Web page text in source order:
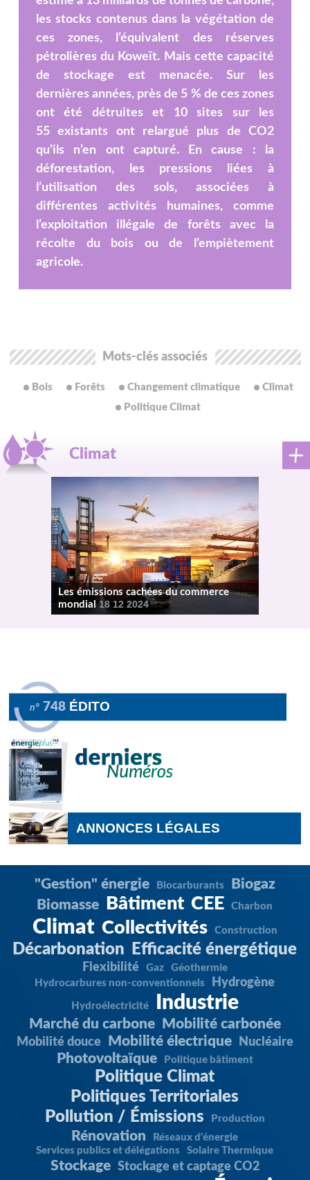
les stocks contenus dans la végétation de
ces zones, l’équivalent des réserves
pétrolières du Koweït. Mais cette capacité
de stockage est menacée. Sur les
dernières années, près de 5 % de ces zones
ont été détruites et 10 sites sur les
55 existants ont relargué plus de CO2
qu’ils n’en ont capturé. En cause : la
déforestation, les pressions liées à
l’utilisation des sols, associées à
différentes activités humaines, comme
l’exploitation illégale de forêts avec la
récolte du bois ou de l’empiètement
agricole.
Mots-clés associés
Bois Forêts Changement climatique
Climat
Politique Climat
Climat
Les émissions cachées du commerce
mondial18 12 2024
n° 748 ÉDITO
ANNONCES LÉGALES
"Gestion" énergie Biocarburants
Biogaz
Biomasse
Bâtiment CEE Charbon
Climat Collectivités Construction
Décarbonation Efficacité énergétique
Flexibilité Gaz
Géothermie
Hydrocarbures non-conventionnels
Hydrogène
Hydroélectricité Industrie
Marché du carbone Mobilité carbonée
Mobilité douce Mobilité électrique Nucléaire
Photovoltaïque Politique bâtiment
Politique Climat
Politiques Territoriales
Pollution / Émissions
Production
Rénovation
Réseaux d'énergie
Services publics et délégations
Solaire Thermique
Stockage Stockage et captage CO2